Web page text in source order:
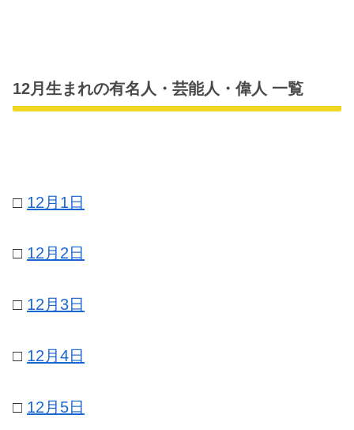
12月生まれの有名人・芸能人・偉人 一覧
□ 12月1日
□ 12月2日
□ 12月3日
□ 12月4日
□ 12月5日